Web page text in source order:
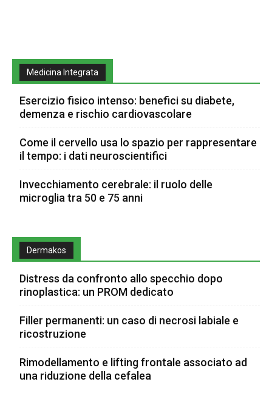
Medicina Integrata
Esercizio fisico intenso: benefici su diabete,
demenza e rischio cardiovascolare
Come il cervello usa lo spazio per rappresentare
il tempo: i dati neuroscientifici
Invecchiamento cerebrale: il ruolo delle
microglia tra 50 e 75 anni
Dermakos
Distress da confronto allo specchio dopo
rinoplastica: un PROM dedicato
Filler permanenti: un caso di necrosi labiale e
ricostruzione
Rimodellamento e lifting frontale associato ad
una riduzione della cefalea